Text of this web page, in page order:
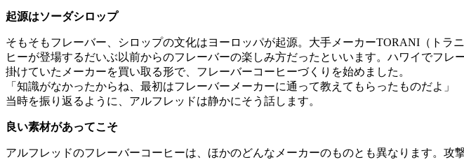
起源はソーダシロップ
そもそもフレーバー、シロップの文化はヨーロッパが起源。大手メーカーTORANI（ト
ヒーが登場するだいぶ以前からのフレーバーの楽しみ方だったといいます。ハワイでフ
掛けていたメーカーを買い取る形で、フレーバーコーヒーづくりを始めました。
「知識がなかったからね、最初はフレーバーメーカーに通って教えてもらったものだよ」
当時を振り返るように、アルフレッドは静かにそう話します。
良い素材があってこそ
アルフレッドのフレーバーコーヒーは、ほかのどんなメーカーのものとも異なります。